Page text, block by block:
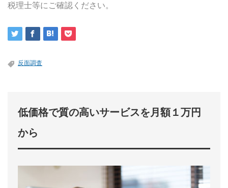
税理士等にご確認ください。
反面調査
低価格で質の高いサービスを月額１万円
から